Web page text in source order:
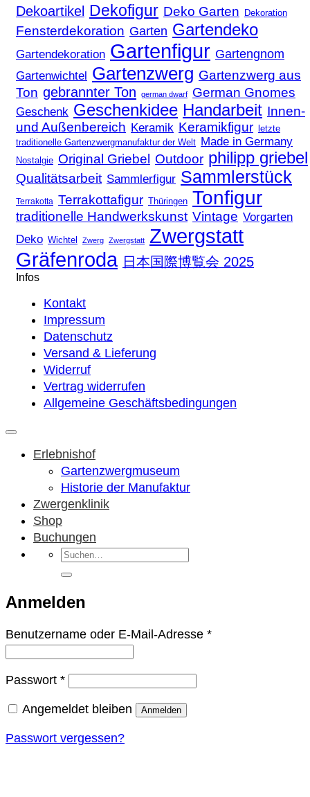
Dekoartikel Dekofigur Deko Garten Dekoration
Fensterdekoration Garten Gartendeko
Gartendekoration Gartenfigur Gartengnom
Gartenwichtel Gartenzwerg Gartenzwerg aus
Ton gebrannter Ton german dwarf German Gnomes
Geschenk Geschenkidee Handarbeit Innen-
und Außenbereich Keramik Keramikfigur
letzte
traditionelle Gartenzwergmanufaktur der Welt Made in Germany
Nostalgie Original Griebel Outdoor philipp griebel
Qualitätsarbeit Sammlerfigur Sammlerstück
Terrakotta Terrakottafigur Thüringen Tonfigur
traditionelle Handwerkskunst Vintage Vorgarten
Deko Wichtel Zwerg Zwergstatt
Zwergstatt
Gräfenroda 日本国際博覧会 2025
Infos
Kontakt
Impressum
Datenschutz
Versand & Lieferung
Widerruf
Vertrag widerrufen
Allgemeine Geschäftsbedingungen
Erlebnishof
Gartenzwergmuseum
Historie der Manufaktur
Zwergenklinik
Shop
Buchungen
Suchen
nach:
Anmelden
Benutzername oder E-Mail-Adresse *Erforderlich
Passwort *Erforderlich
Angemeldet bleiben Anmelden
Passwort vergessen?